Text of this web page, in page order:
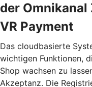
der
VR Payment
Das cloudbasierte
wichtigen Funktionen,
Shop wachsen zu
Akzeptanz. Die